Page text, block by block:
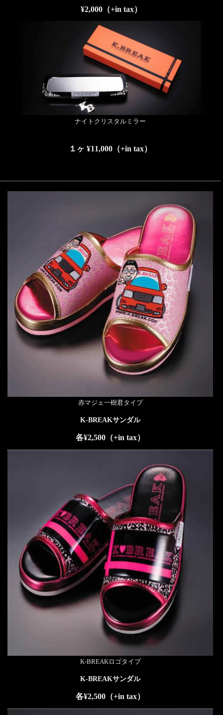
¥2,000（+in tax）
ナイトクリスタルミラー
１ヶ ¥11,000（+in tax）
赤マジェ一樹君タイプ
K-BREAKサンダル
各¥2,500（+in tax）
K-BREAKロゴタイプ
K-BREAKサンダル
各¥2,500（+in tax）